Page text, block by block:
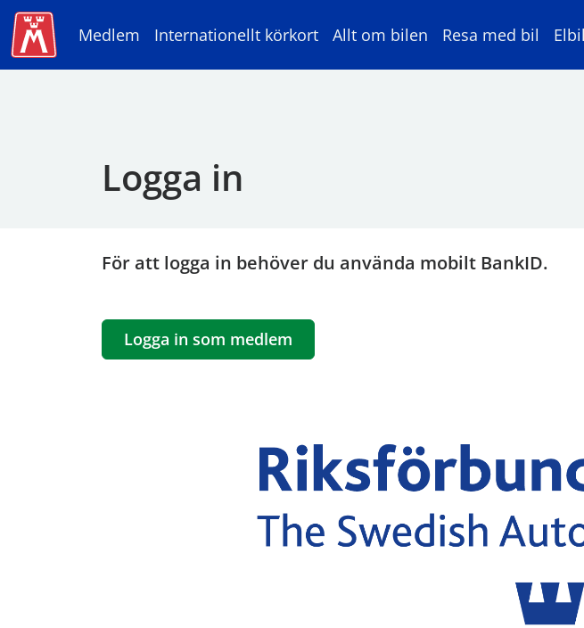
Medlem Internationellt körkort Allt om bilen Resa med bil Elbil
Logga in
För att logga in behöver du använda mobilt BankID.
Logga in som medlem